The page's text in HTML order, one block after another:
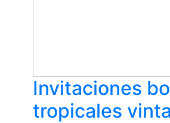
Invitaciones
tropicales